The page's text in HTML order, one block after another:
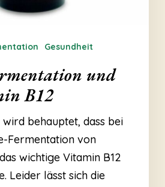
Gesundheit
und
B12
behauptet, dass bei
Fermentation von
wichtige Vitamin B12
Leider lässt sich die